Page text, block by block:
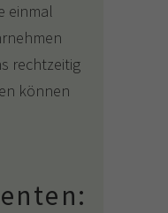
einmal
rechtzeitig
können